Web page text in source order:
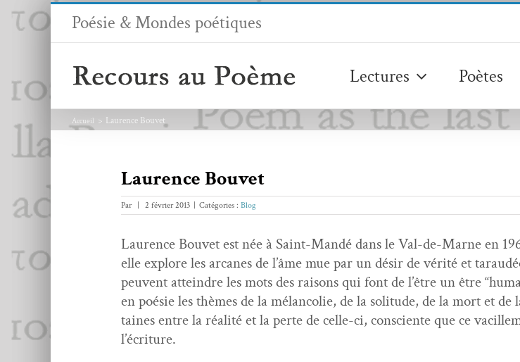
Passer
Poésie & Mondes poétiques
Lectures Poètes
Accueil Laurence Bouvet
Laurence Bouvet
Par 2 février 2013 Catégories : Blog
Lau­rence Bou­vet est née à Saint-Mandé dans le Val-de-Marne en
elle explore les arcanes de l’âme mue par un désir de vérité et
peu­vent attein­dre les mots des raisons qui font de l’être un être
en poésie les thèmes de la mélan­col­ie, de la soli­tude, de la mort et
taines entre la réal­ité et la perte de celle-ci, con­sciente que ce
l’écriture.